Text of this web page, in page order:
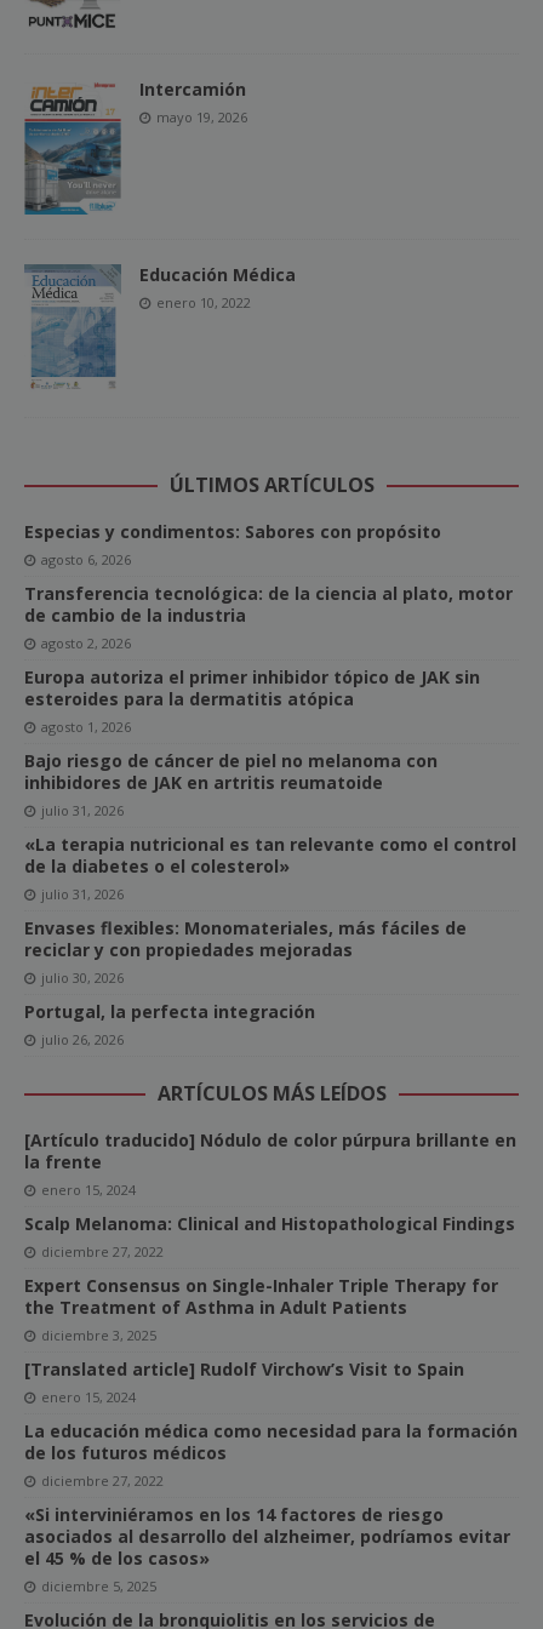
Intercamión
mayo 19, 2026
Educación Médica
enero 10, 2022
ÚLTIMOS ARTÍCULOS
Especias y condimentos: Sabores con propósito
agosto 6, 2026
Transferencia tecnológica: de la ciencia al plato, motor
de cambio de la industria
agosto 2, 2026
Europa autoriza el primer inhibidor tópico de JAK sin
esteroides para la dermatitis atópica
agosto 1, 2026
Bajo riesgo de cáncer de piel no melanoma con
inhibidores de JAK en artritis reumatoide
julio 31, 2026
«La terapia nutricional es tan relevante como el control
de la diabetes o el colesterol»
julio 31, 2026
Envases flexibles: Monomateriales, más fáciles de
reciclar y con propiedades mejoradas
julio 30, 2026
Portugal, la perfecta integración
julio 26, 2026
ARTÍCULOS MÁS LEÍDOS
[Artículo traducido] Nódulo de color púrpura brillante en
la frente
enero 15, 2024
Scalp Melanoma: Clinical and Histopathological Findings
diciembre 27, 2022
Expert Consensus on Single-Inhaler Triple Therapy for
the Treatment of Asthma in Adult Patients
diciembre 3, 2025
[Translated article] Rudolf Virchow’s Visit to Spain
enero 15, 2024
La educación médica como necesidad para la formación
de los futuros médicos
diciembre 27, 2022
«Si interviniéramos en los 14 factores de riesgo
asociados al desarrollo del alzheimer, podríamos evitar
el 45 % de los casos»
diciembre 5, 2025
Evolución de la bronquiolitis en los servicios de